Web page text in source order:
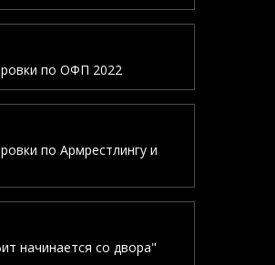
по ОФП 2022
по Армрестлингу и
начинается со двора"